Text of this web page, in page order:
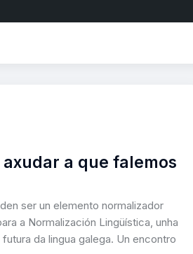
a que falemos
ser un elemento normalizador
a Normalización Lingüística, unha
da lingua galega. Un encontro